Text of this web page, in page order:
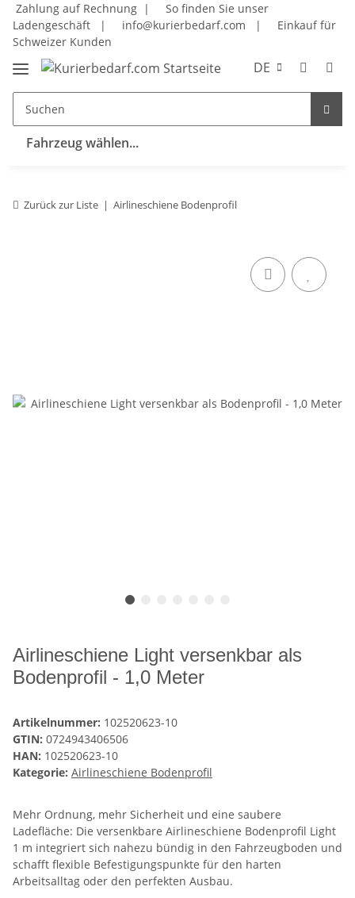
Zahlung auf Rechnung |
So finden Sie unser
Ladengeschäft
| info@kurierbedarf.com |
Einkauf für
Schweizer Kunden
DE
Fahrzeug wählen...
Zurück zur Liste Airlineschiene Bodenprofil
Airlineschiene Light versenkbar als
Bodenprofil - 1,0 Meter
Artikelnummer: 102520623-10
GTIN: 0724943406506
HAN: 102520623-10
Kategorie: Airlineschiene Bodenprofil
Mehr Ordnung, mehr Sicherheit und eine saubere
Ladefläche: Die versenkbare Airlineschiene Bodenprofil Light
1 m integriert sich nahezu bündig in den Fahrzeugboden und
schafft flexible Befestigungspunkte für den harten
Arbeitsalltag oder den perfekten Ausbau.